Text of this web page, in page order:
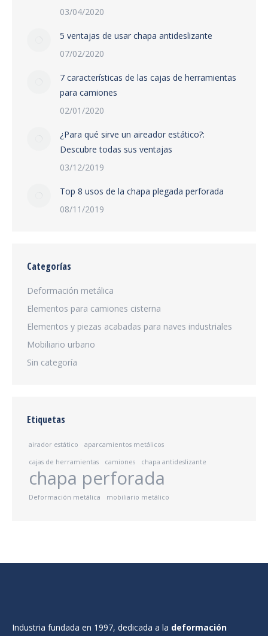
03/04/2020
5 ventajas de usar chapa antideslizante
07/02/2020
7 características de las cajas de herramientas
para camiones
02/01/2020
¿Para qué sirve un aireador estático?:
Descubre todas sus ventajas
03/12/2019
Top 8 usos de la chapa plegada perforada
08/11/2019
Categorías
Deformación metálica
Elementos para camiones cisterna
Elementos y piezas acabadas para naves industriales
Mobiliario urbano
Sin categoría
Etiquetas
airador estático aparcamientos metálicos
cajas de herramientas camiones chapa antideslizante
chapa perforada
Deformación metálica mobiliario metálico
Industria fundada en 1997, dedicada a la deformación